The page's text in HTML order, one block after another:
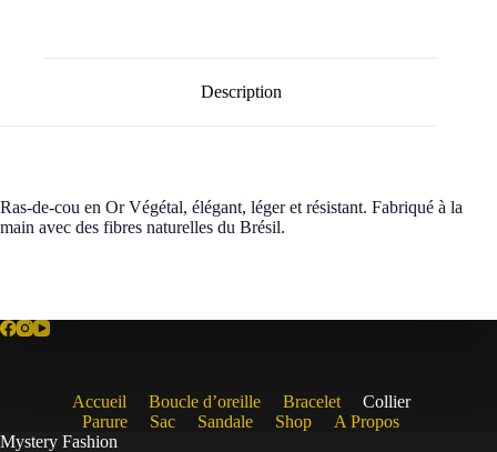
Description
Ras-de-cou en Or Végétal, élégant, léger et résistant. Fabriqué à la
main avec des fibres naturelles du Brésil.
Accueil Boucle d’oreille Bracelet
Collier
Parure
Sac Sandale Shop
A Propos
Mystery Fashion